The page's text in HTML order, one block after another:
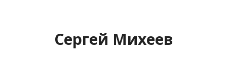
содержимомуСергей Михеев